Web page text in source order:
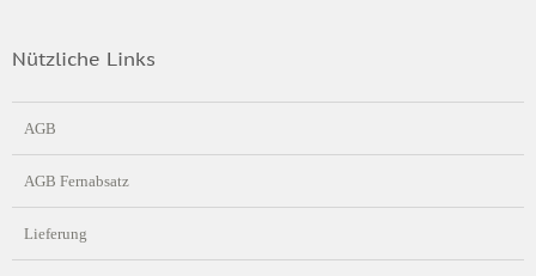
Nützliche Links
AGB
AGB Fernabsatz
Lieferung